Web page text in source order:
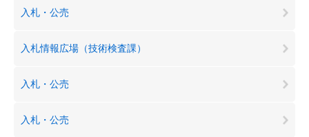
入札・公売
入札情報広場（技術検査課）
入札・公売
入札・公売